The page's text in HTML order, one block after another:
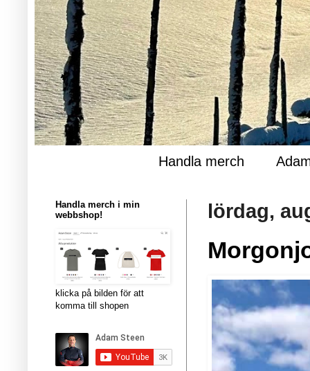
Handla merch
lördag,
Handla merch i min
webbshop!
klicka på bilden för att
komma till shopen